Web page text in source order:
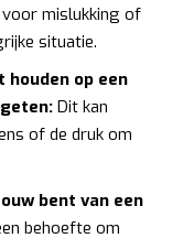
mislukking of
situatie.
houden op een
Dit kan
of de druk om
bent van een
behoefte om